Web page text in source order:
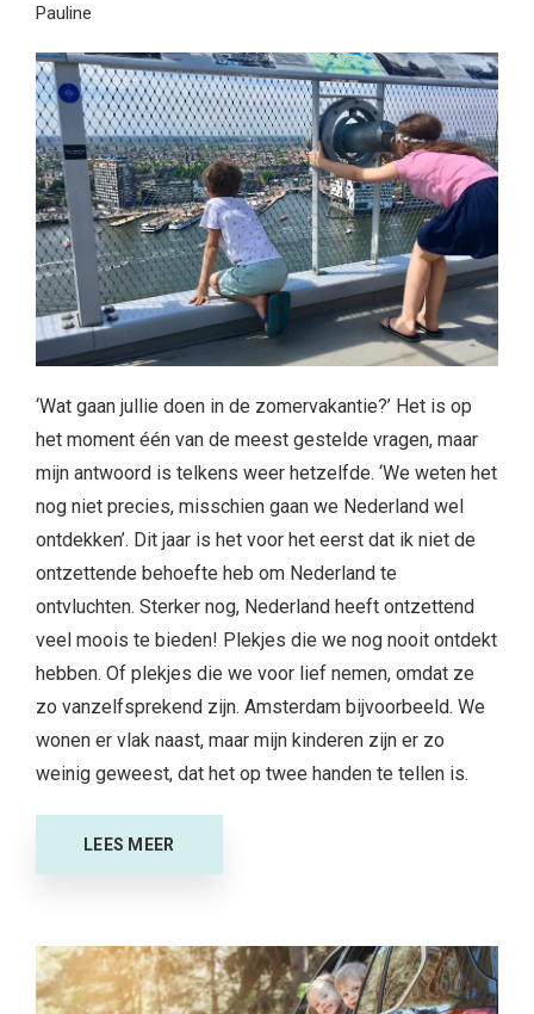
Pauline
‘Wat gaan jullie doen in de zomervakantie?’ Het is op
het moment één van de meest gestelde vragen, maar
mijn antwoord is telkens weer hetzelfde. ‘We weten het
nog niet precies, misschien gaan we Nederland wel
ontdekken’. Dit jaar is het voor het eerst dat ik niet de
ontzettende behoefte heb om Nederland te
ontvluchten. Sterker nog, Nederland heeft ontzettend
veel moois te bieden! Plekjes die we nog nooit ontdekt
hebben. Of plekjes die we voor lief nemen, omdat ze
zo vanzelfsprekend zijn. Amsterdam bijvoorbeeld. We
wonen er vlak naast, maar mijn kinderen zijn er zo
weinig geweest, dat het op twee handen te tellen is.
LEES MEER